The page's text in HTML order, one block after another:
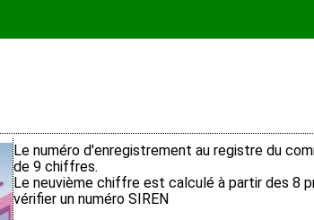
Le numéro d'enregistrement au registre du
de 9 chiffres.
Le neuvième chiffre est calculé à partir des 8
vérifier un numéro SIREN